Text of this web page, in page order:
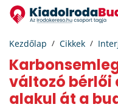
Kezdőlap Cikkek
változó bérlői
alakul át a